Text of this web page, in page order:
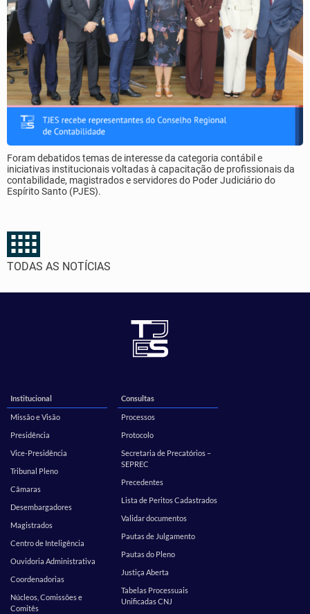
Foram debatidos temas de interesse da categoria contábil e
iniciativas institucionais voltadas à capacitação de profissionais da
contabilidade, magistrados e servidores do Poder Judiciário do
Espírito Santo (PJES).
TODAS AS NOTÍCIAS
Institucional
Missão e Visão
Presidência
Vice-Presidência
Tribunal Pleno
Câmaras
Desembargadores
Magistrados
Centro de Inteligência
Ouvidoria Administrativa
Coordenadorias
Núcleos, Comissões e
Comitês
Consultas
Processos
Protocolo
Secretaria de Precatórios –
SEPREC
Precedentes
Lista de Peritos Cadastrados
Validar documentos
Pautas de Julgamento
Pautas do Pleno
Justiça Aberta
Tabelas Processuais
Unificadas CNJ